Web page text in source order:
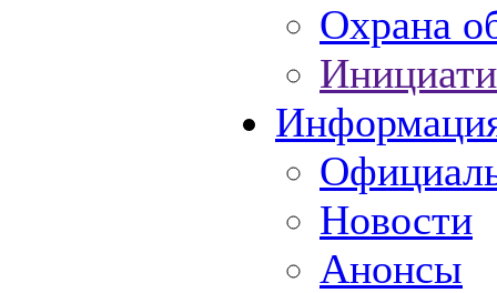
Охрана
Новости
Анонсы